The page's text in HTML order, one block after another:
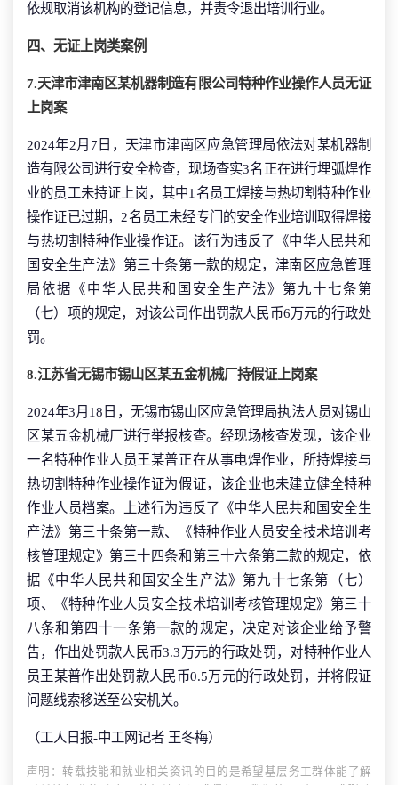
依规取消该机构的登记信息，并责令退出培训行业。
四、无证上岗类案例
7.天津市津南区某机器制造有限公司特种作业操作人员无证
上岗案
2024年2月7日，天津市津南区应急管理局依法对某机器制
造有限公司进行安全检查，现场查实3名正在进行埋弧焊作
业的员工未持证上岗，其中1名员工焊接与热切割特种作业
操作证已过期，2名员工未经专门的安全作业培训取得焊接
与热切割特种作业操作证。该行为违反了《中华人民共和
国安全生产法》第三十条第一款的规定，津南区应急管理
局依据《中华人民共和国安全生产法》第九十七条第
（七）项的规定，对该公司作出罚款人民币6万元的行政处
罚。
8.江苏省无锡市锡山区某五金机械厂持假证上岗案
2024年3月18日，无锡市锡山区应急管理局执法人员对锡山
区某五金机械厂进行举报核查。经现场核查发现，该企业
一名特种作业人员王某普正在从事电焊作业，所持焊接与
热切割特种作业操作证为假证，该企业也未建立健全特种
作业人员档案。上述行为违反了《中华人民共和国安全生
产法》第三十条第一款、《特种作业人员安全技术培训考
核管理规定》第三十四条和第三十六条第二款的规定，依
据《中华人民共和国安全生产法》第九十七条第（七）
项、《特种作业人员安全技术培训考核管理规定》第三十
八条和第四十一条第一款的规定，决定对该企业给予警
告，作出处罚款人民币3.3万元的行政处罚，对特种作业人
员王某普作出处罚款人民币0.5万元的行政处罚，并将假证
问题线索移送至公安机关。
（工人日报-中工网记者 王冬梅）
声明：转载技能和就业相关资讯的目的是希望基层务工群体能了解